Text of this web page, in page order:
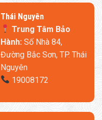
Thái Nguyên
Trung Tâm Bảo
Hành: Số Nhà 84,
Đường Bắc Sơn, TP. Thái
Nguyên
19008172